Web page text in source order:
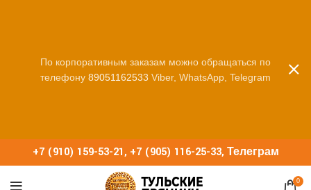
+7 (910) 159-53-21, +7 (905) 116-25-33, Телеграм
0
По корпоративным заказам можно обращаться по
телефону 89051162533 Viber, WhatsApp, Telegram